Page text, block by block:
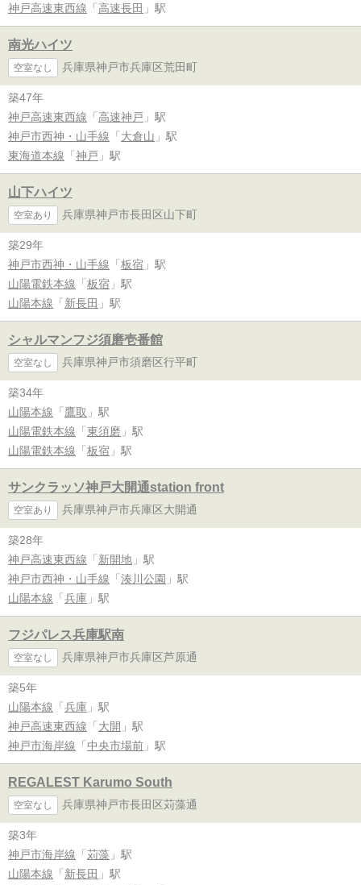
神戸高速東西線 「 高速長田 」駅
南光ハイツ
空室なし 兵庫県神戸市兵庫区荒田町
築47年
神戸高速東西線 「 高速神戸 」駅
神戸市西神・山手線 「 大倉山 」駅
東海道本線 「 神戸 」駅
山下ハイツ
空室あり 兵庫県神戸市長田区山下町
築29年
神戸市西神・山手線 「 板宿 」駅
山陽電鉄本線 「 板宿 」駅
山陽本線 「 新長田 」駅
シャルマンフジ須磨壱番館
空室なし 兵庫県神戸市須磨区行平町
築34年
山陽本線 「 鷹取 」駅
山陽電鉄本線 「 東須磨 」駅
山陽電鉄本線 「 板宿 」駅
サンクラッソ神戸大開通station front
空室あり 兵庫県神戸市兵庫区大開通
築28年
神戸高速東西線 「 新開地 」駅
神戸市西神・山手線 「 湊川公園 」駅
山陽本線 「 兵庫 」駅
フジパレス兵庫駅南
空室なし 兵庫県神戸市兵庫区芦原通
築5年
山陽本線 「 兵庫 」駅
神戸高速東西線 「 大開 」駅
神戸市海岸線 「 中央市場前 」駅
REGALEST Karumo South
空室なし 兵庫県神戸市長田区苅藻通
築3年
神戸市海岸線 「 苅藻 」駅
山陽本線 「 新長田 」駅